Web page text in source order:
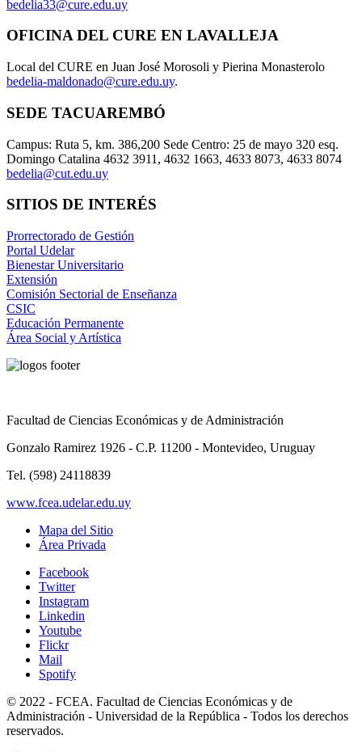
bedelia33@cure.edu.uy
OFICINA DEL CURE EN LAVALLEJA
Local del CURE en Juan José Morosoli y Pierina Monasterolo
bedelia-maldonado@cure.edu.uy.
SEDE TACUAREMBÓ
Campus: Ruta 5, km. 386,200 Sede Centro: 25 de mayo 320 esq.
Domingo Catalina 4632 3911, 4632 1663, 4633 8073, 4633 8074
bedelia@cut.edu.uy
SITIOS DE INTERÉS
Prorrectorado de Gestión
Portal Udelar
Bienestar Universitario
Extensión
Comisión Sectorial de Enseñanza
CSIC
Educación Permanente
Área Social y Artística
Facultad de Ciencias Económicas y de Administración
Gonzalo Ramirez 1926 - C.P. 11200 - Montevideo, Uruguay
Tel. (598) 24118839
www.fcea.udelar.edu.uy
Mapa del Sitio
Área Privada
Facebook
Twitter
Instagram
Linkedin
Youtube
Flickr
Mail
Spotify
© 2022 - FCEA. Facultad de Ciencias Económicas y de
Administración - Universidad de la República - Todos los derechos
reservados.